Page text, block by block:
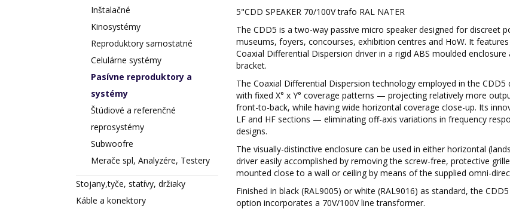
Inštalačné
Kinosystémy
Reproduktory samostatné
Celulárne systémy
Pasívne reproduktory a
systémy
Štúdiové a referenčné
reprosystémy
Subwoofre
Merače spl, Analyzére, Testery
Stojany,tyče, statívy, držiaky
Káble a konektory
5"CDD SPEAKER 70/100V trafo RAL NATER
The CDD5 is a two-way passive micro speaker designed for discreet
museums, foyers, concourses, exhibition centres and HoW. It
Coaxial Differential Dispersion driver in a rigid ABS moulded
bracket.
The Coaxial Differential Dispersion technology employed in the
with fixed X° x Y° coverage patterns — projecting relatively more
front-to-back, while having wide horizontal coverage close-up. Its
LF and HF sections — eliminating off-axis variations in frequency
designs.
The visually-distinctive enclosure can be used in either horizontal
driver easily accomplished by removing the screw-free, protective
mounted close to a wall or ceiling by means of the supplied omni-
Finished in black (RAL9005) or white (RAL9016) as standard, the
option incorporates a 70V/100V line transformer.